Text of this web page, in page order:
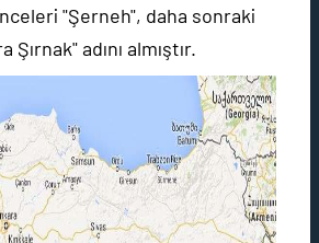
"Şerneh", daha sonraki
adını almıştır.